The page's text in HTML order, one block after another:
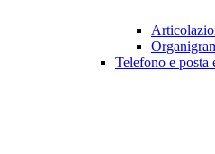
Telefono e posta